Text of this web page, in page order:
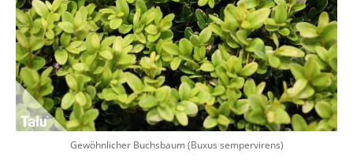
Gewöhnlicher Buchsbaum (Buxus sempervirens)